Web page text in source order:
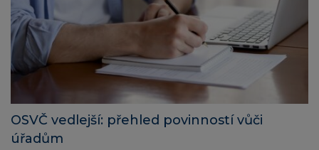
OSVČ vedlejší: přehled povinností vůči
úřadům